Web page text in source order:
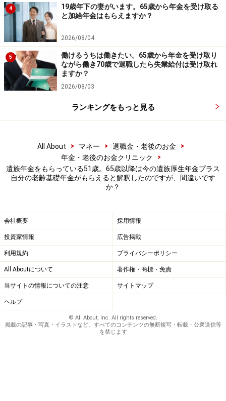
4
19歳年下の妻がいます。65歳から年金を受け取る
と加給年金はもらえますか？
2026/08/04
5
働けるうちは働きたい。65歳から年金を受け取り
ながら働き70歳で退職したら失業給付は受け取れ
ますか？
2026/08/03
ランキングをもっと見る
All About > マネー > 退職金・老後のお金
>
年金・老後のお金クリニック
>
遺族年金をもらっている51歳。65歳以降は今の遺族厚生年金プラス
自分の老齢基礎年金がもらえると解釈したのですが、間違いです
か？
会社概要 採用情報
投資家情報 広告掲載
利用規約 プライバシーポリシー
All Aboutについて 著作権・商標・免責
当サイトの情報についての注意 サイトマップ
ヘルプ
© All About, Inc. All rights reserved.
掲載の記事・写真・イラストなど、すべてのコンテンツの無断複写・転載・公衆送信等
を禁じます